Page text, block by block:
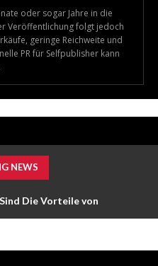
oder sogar Jahre in die
Veröffentlichung folgt jedoch
geringe Reichweite und
PR für Selfpublisher kann
NEWS
Die Vorteile von